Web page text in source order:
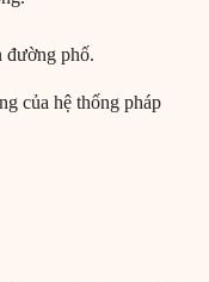
đường phố.
của hệ thống pháp